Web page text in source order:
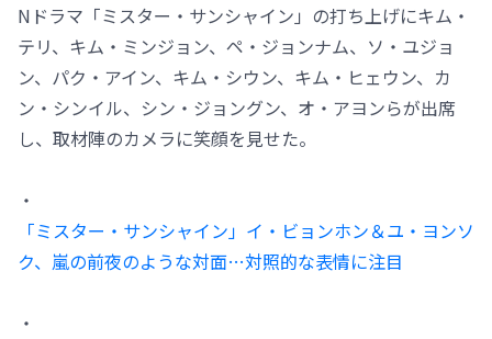
Nドラマ「ミスター・サンシャイン」の打ち上げにキム・
テリ、キム・ミンジョン、ペ・ジョンナム、ソ・ユジョ
ン、パク・アイン、キム・シウン、キム・ヒェウン、カ
ン・シンイル、シン・ジョングン、オ・アヨンらが出席
し、取材陣のカメラに笑顔を見せた。
・
「ミスター・サンシャイン」イ・ビョンホン＆ユ・ヨンソ
ク、嵐の前夜のような対面…対照的な表情に注目
・